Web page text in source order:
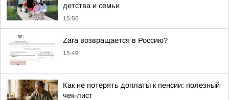
детства и семьи
15:56
Zara возвращается в Россию?
15:49
Как не потерять доплаты к пенсии: полезный
чек-лист